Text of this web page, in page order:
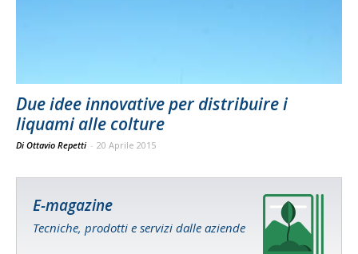
Due idee innovative per distribuire i
liquami alle colture
Di Ottavio Repetti - 20 Aprile 2015
E-magazine
Tecniche, prodotti e servizi dalle aziende